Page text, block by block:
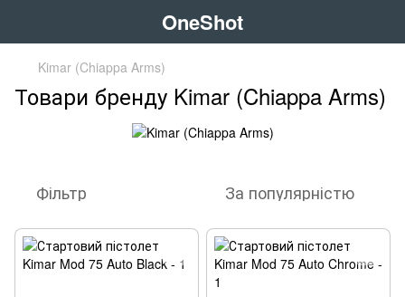
OneShot
Kimar (Chiappa Arms)
Товари бренду Kimar (Chiappa Arms)
Фільтр За популярністю